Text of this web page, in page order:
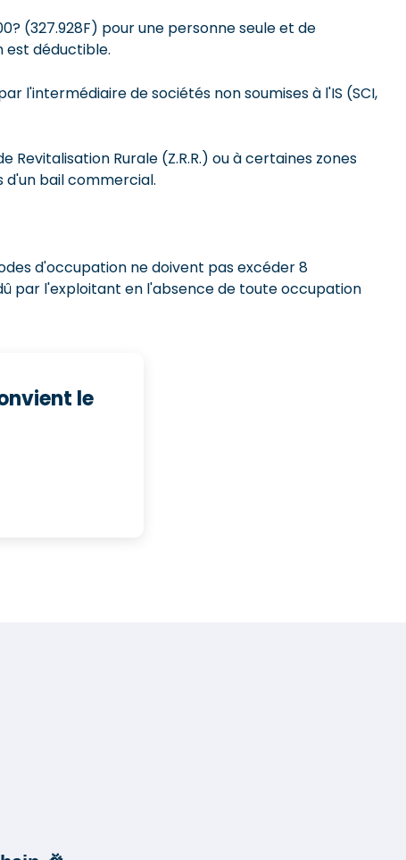
(327.928F) pour une personne seule et de
est déductible.
l'intermédiaire de sociétés non soumises à l'IS (SCI,
Rurale (Z.R.R.) ou à certaines zones
d'un bail commercial.
d'occupation ne doivent pas excéder 8
par l'exploitant en l'absence de toute occupation
le